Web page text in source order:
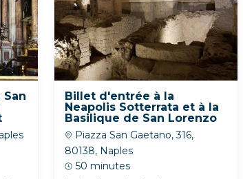
Billet d'entrée à la
Neapolis Sotterrata et à la
Basilique de San Lorenzo
Maggiore
Piazza San Gaetano, 316,
80138, Naples
50 minutes